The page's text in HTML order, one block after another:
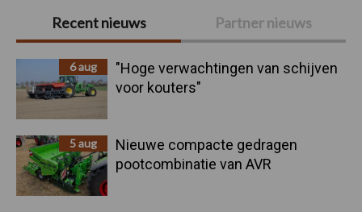
Primaire
Sidebar
Recent nieuws Partner nieuws
6 aug
"Hoge verwachtingen van schijven
voor kouters"
5 aug
Nieuwe compacte gedragen
pootcombinatie van AVR